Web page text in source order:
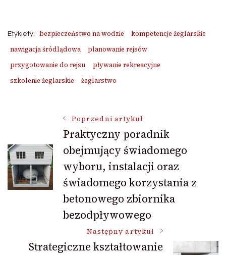
Etykiety: bezpieczeństwo na wodzie
kompetencje żeglarskie
nawigacja śródlądowa
planowanie rejsów
przygotowanie do rejsu
pływanie rekreacyjne
szkolenie żeglarskie
żeglarstwo
Nawigacja
wpisu
Poprzedni artykuł
Praktyczny poradnik
obejmujący świadomego
wyboru, instalacji oraz
świadomego korzystania z
betonowego zbiornika
bezodpływowego
Następny artykuł
Strategiczne kształtowanie